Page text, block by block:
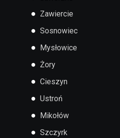
● Zawiercie
● Sosnowiec
● Mysłowice
● Żory
● Cieszyn
● Ustroń
● Mikołów
● Szczyrk